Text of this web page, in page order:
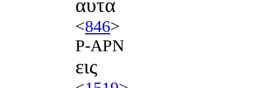
αυτα
<846>
P-APN
εις